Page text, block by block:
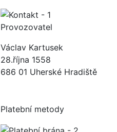
Provozovatel
Václav Kartusek
28.října 1558
686 01 Uherské Hradiště
Platební metody